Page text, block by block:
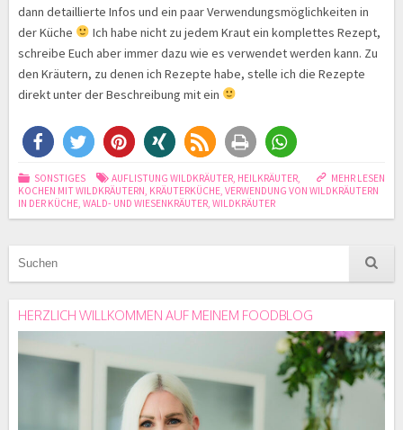
dann detaillierte Infos und ein paar Verwendungsmöglichkeiten in
der Küche
Ich habe nicht zu jedem Kraut ein komplettes Rezept,
schreibe Euch aber immer dazu wie es verwendet werden kann. Zu
den Kräutern, zu denen ich Rezepte habe, stelle ich die Rezepte
direkt unter der Beschreibung mit ein
MEHR LESEN
SONSTIGES AUFLISTUNG WILDKRÄUTER, HEILKRÄUTER,
KOCHEN MIT WILDKRÄUTERN, KRÄUTERKÜCHE, VERWENDUNG VON WILDKRÄUTERN
IN DER KÜCHE, WALD- UND WIESENKRÄUTER, WILDKRÄUTER
HERZLICH WILLKOMMEN AUF MEINEM FOODBLOG